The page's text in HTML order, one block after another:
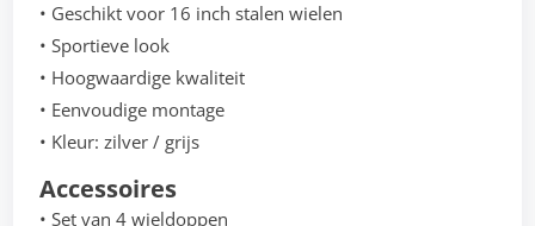
• Geschikt voor 16 inch stalen wielen
• Sportieve look
• Hoogwaardige kwaliteit
• Eenvoudige montage
• Kleur: zilver / grijs
Accessoires
• Set van 4 wieldoppen